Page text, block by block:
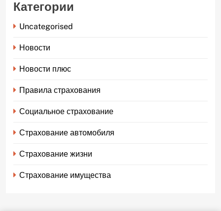
Категории
Uncategorised
Новости
Новости плюс
Правила страхования
Социальное страхование
Страхование автомобиля
Страхование жизни
Страхование имущества